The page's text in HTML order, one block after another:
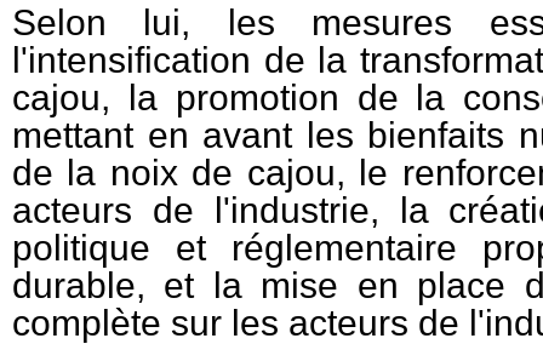
Selon lui, les mesures
l'intensification de la
cajou, la promotion de la
mettant en avant les bienfaits
de la noix de cajou, le
acteurs de l'industrie, la
politique et réglementaire
durable, et la mise en place
complète sur les acteurs de